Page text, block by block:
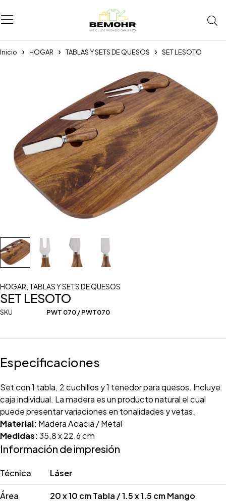
Inicio HOGAR TABLAS Y SETS DE QUESOS SET LESOTO
HOGAR TABLAS Y SETS DE QUESOS
SET LESOTO
SKU PWT 070 / PWT070
Especificaciones
Set con 1 tabla, 2 cuchillos y 1 tenedor para quesos. Incluye
caja individual. La madera es un producto natural el cual
puede presentar variaciones en tonalidades y vetas.
Material: Madera Acacia / Metal
Medidas:35.8 x 22.6 cm
Información de impresión
Técnica Láser
Área 20 x 10 cm Tabla / 1.5 x 1.5 cm Mango